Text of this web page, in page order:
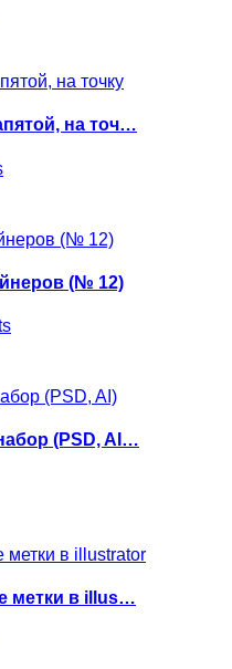
на точ…
(№ 12)
(PSD, AI…
метки в illus…